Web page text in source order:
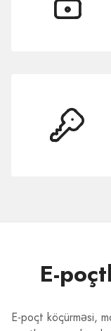
SPF
DKIM
E-
E-poçt köçürməsi,